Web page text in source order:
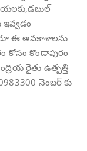
ఈ అవకాశాలను
కొండాపురం
రైతు ఉత్పత్తి
నెంబర్ కు